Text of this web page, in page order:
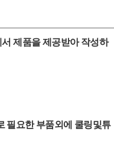
제품을 제공받아 작성하
필요한 부품외에 쿨링및튜